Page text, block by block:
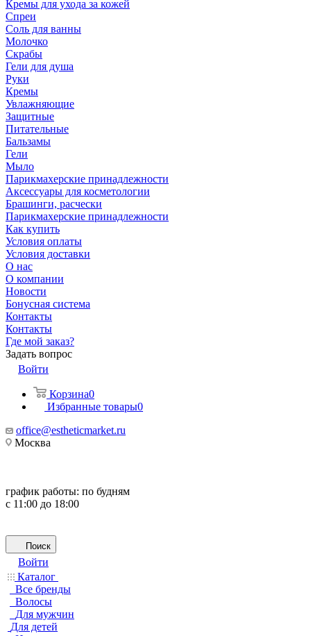
Кремы для ухода за кожей
Спреи
Соль для ванны
Молочко
Скрабы
Гели для душа
Руки
Кремы
Увлажняющие
Защитные
Питательные
Бальзамы
Гели
Мыло
Парикмахерские принадлежности
Аксессуары для косметологии
Брашинги, расчески
Парикмахерские принадлежности
Как купить
Условия оплаты
Условия доставки
О нас
О компании
Новости
Бонусная система
Контакты
Контакты
Где мой заказ?
Задать вопрос
Войти
Корзина0
Избранные товары0
office@estheticmarket.ru
Москва
график работы: по будням
с 11:00 до 18:00
Поиск
Войти
Каталог
Все бренды
Волосы
Для мужчин
Для детей